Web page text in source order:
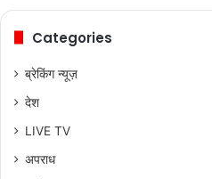
Categories
ब्रेकिंग न्यूज़
देश
LIVE TV
अपराध